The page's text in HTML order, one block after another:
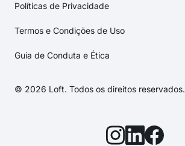
Políticas de Privacidade
Termos e Condições de Uso
Guia de Conduta e Ética
© 2026 Loft. Todos os direitos reservados.